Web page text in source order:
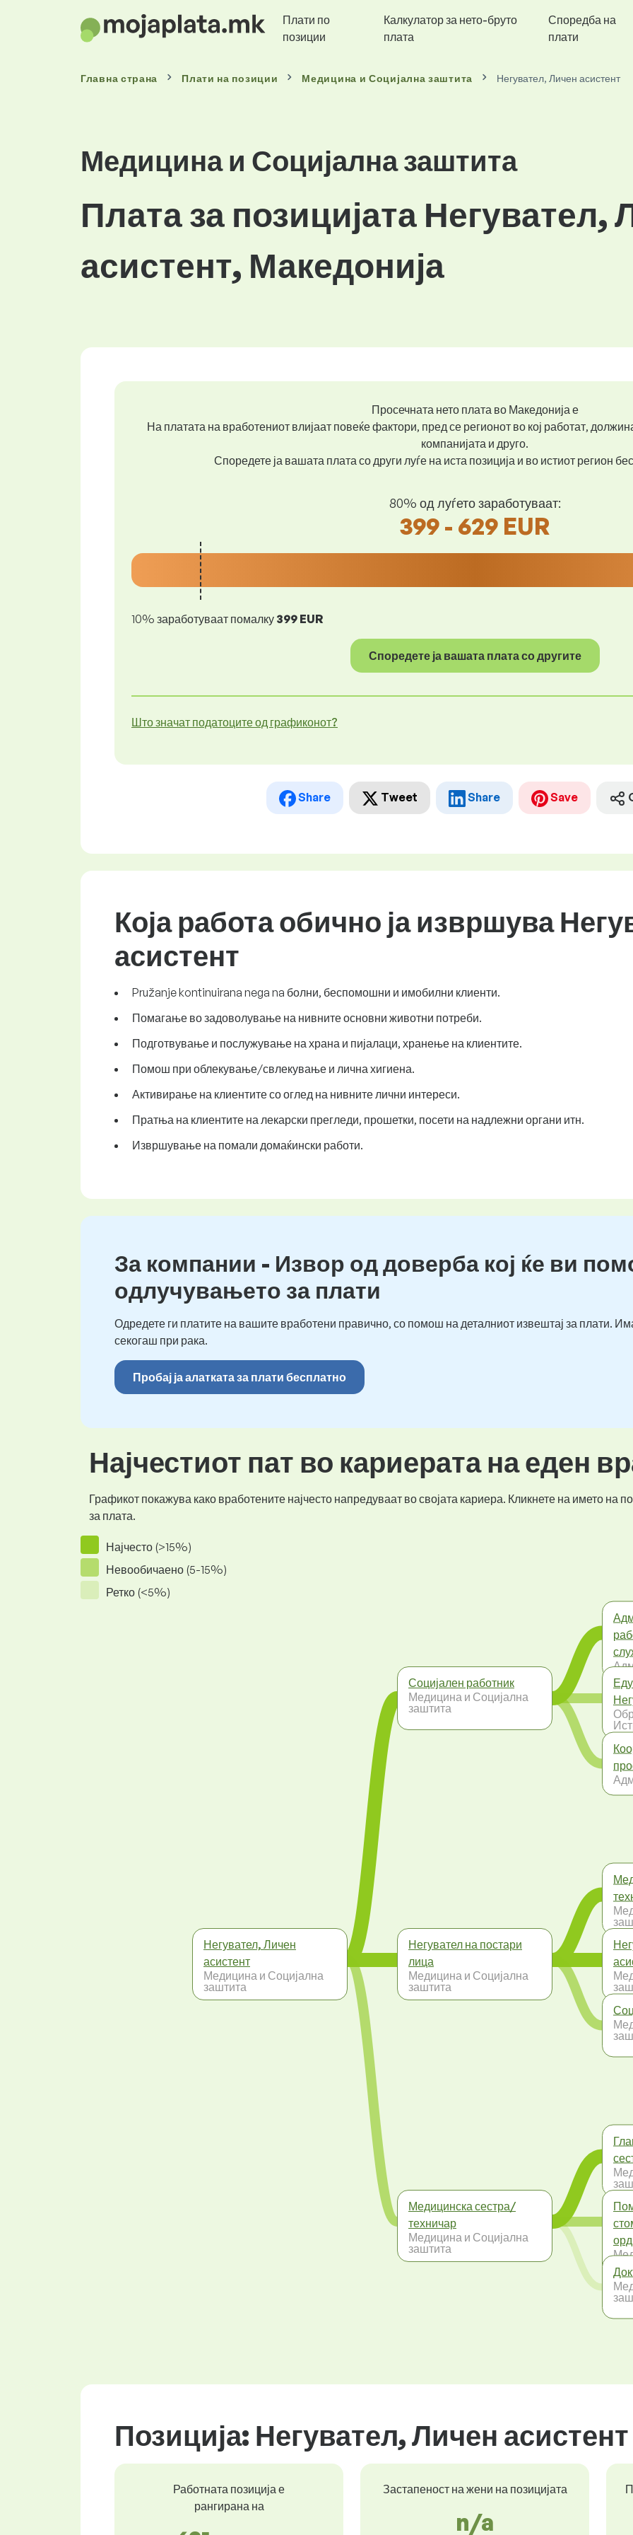
Плати по
позиции
Калкулатор за нето-бруто
плата
Споредба на
плати
Главна страна Плати на позиции Медицина и Социјална заштита Негувател, Личен асистент
Медицина и Социјална заштита
Плата за позицијата Негувател,
асистент, Македонија
Просечната нето плата во Македонија е
На платата на вработениот влијаат повеќе фактори, пред се регионот во кој работат,
компанијата и друго.
Споредете ја вашата плата со други луѓе на иста позиција и во истиот регион
80% од луѓето заработуваат:
399 - 629 EUR
10% заработуваат помалку 399 EUR
Споредете ја вашата плата со другите
Што значат податоците од графиконот?
Share Tweet Share Save
Која работа обично ја извршува
асистент
Pružanje kontinuirana nega na болни, беспомошни и имобилни клиенти.
Помагање во задоволување на нивните основни животни потреби.
Подготвување и послужување на храна и пијалаци, хранење на клиентите.
Помош при облекување/свлекување и лична хигиена.
Активирање на клиентите со оглед на нивните лични интереси.
Пратња на клиентите на лекарски прегледи, прошетки, посети на надлежни органи итн.
Извршување на помали домаќински работи.
За компании - Извор од доверба кој ќе ви
одлучувањето за плати
Одредете ги платите на вашите вработени правично, со помош на деталниот извештај за плати.
секогаш при рака.
Пробај ја алатката за плати бесплатно
Најчестиот пат во кариерата на еден
Графикот покажува како вработените најчесто напредуваат во својата кариера. Кликнете на името на
за плата.
Најчесто (>15%)
Невообичаено (5-15%)
Ретко (<5%)
Негувател, Личен
асистент
Медицина и Социјална
заштита
Социјален работник
Медицина и Социјална
заштита
Негувател на постари
лица
Медицина и Социјална
заштита
Медицинска сестра/
техничар
Медицина и Социјална
заштита
Позиција: Негувател, Личен асистент
Работната позиција е
рангирана на
Застапеност на жени на позицијата
n/a